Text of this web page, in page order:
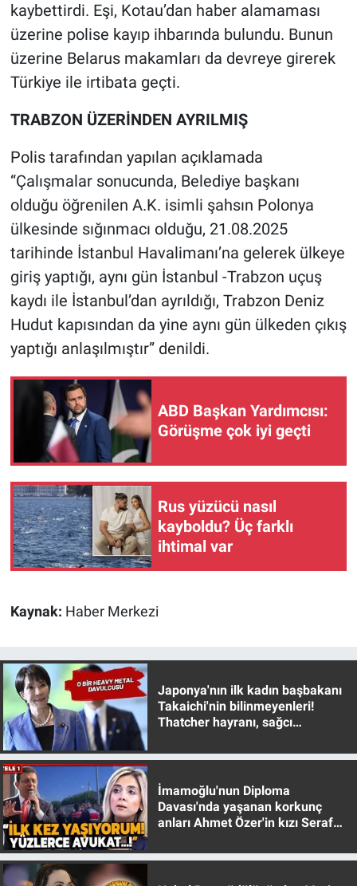
kaybettirdi. Eşi, Kotau’dan haber alamaması
üzerine polise kayıp ihbarında bulundu. Bunun
üzerine Belarus makamları da devreye girerek
Türkiye ile irtibata geçti.
TRABZON ÜZERİNDEN AYRILMIŞ
Polis tarafından yapılan açıklamada
“Çalışmalar sonucunda, Belediye başkanı
olduğu öğrenilen A.K. isimli şahsın Polonya
ülkesinde sığınmacı olduğu, 21.08.2025
tarihinde İstanbul Havalimanı’na gelerek ülkeye
giriş yaptığı, aynı gün İstanbul -Trabzon uçuş
kaydı ile İstanbul’dan ayrıldığı, Trabzon Deniz
Hudut kapısından da yine aynı gün ülkeden çıkış
yaptığı anlaşılmıştır” denildi.
ABD Başkan Yardımcısı:
Görüşme çok iyi geçti
Rus yüzücü nasıl
kayboldu? Üç farklı
ihtimal var
Kaynak: Haber Merkezi
Japonya'nın ilk kadın başbakanı
Takaichi'nin bilinmeyenleri!
Thatcher hayranı, sağcı
İmamoğlu'nun Diploma
Davası'nda yaşanan korkunç
anları Ahmet Özer'in kızı Seraf
Türkiye'nin Geleceği
Yerel Yaşam
Canlı Yayın